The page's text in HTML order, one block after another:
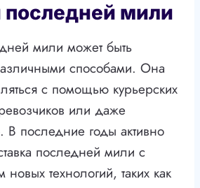
последней мили
мили может быть
способами. Она
с помощью курьерских
или даже
В последние годы активно
последней мили с
технологий, таких как